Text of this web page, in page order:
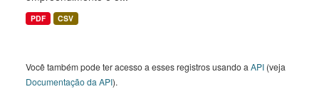
PDF CSV
Você também pode ter acesso a esses registros usando a API (veja
Documentação da API).